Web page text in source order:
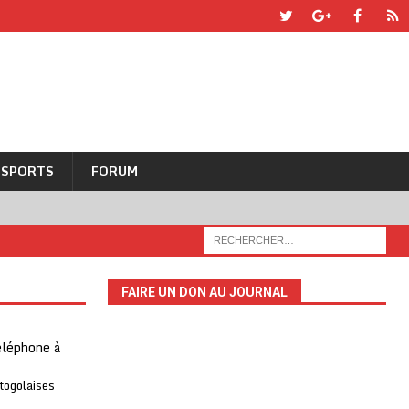
SPORTS FORUM
à
FAIRE UN DON AU JOURNAL